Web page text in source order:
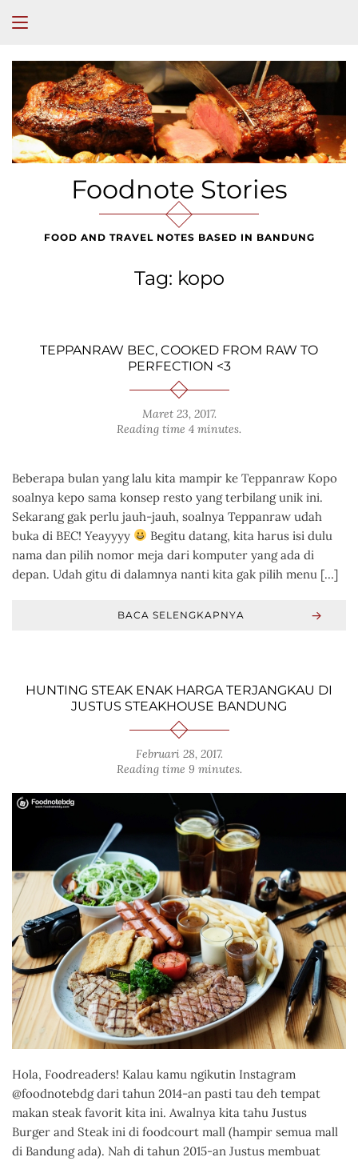
Foodnote Stories
FOOD AND TRAVEL NOTES BASED IN BANDUNG
Tag: kopo
TEPPANRAW BEC, COOKED FROM RAW TO
PERFECTION <3
Maret 23, 2017.
Reading time 4 minutes.
Beberapa bulan yang lalu kita mampir ke Teppanraw Kopo
soalnya kepo sama konsep resto yang terbilang unik ini.
Sekarang gak perlu jauh-jauh, soalnya Teppanraw udah
buka di BEC! Yeayyyy
Begitu datang, kita harus isi dulu
nama dan pilih nomor meja dari komputer yang ada di
depan. Udah gitu di dalamnya nanti kita gak pilih menu […]
BACA SELENGKAPNYA
HUNTING STEAK ENAK HARGA TERJANGKAU DI
JUSTUS STEAKHOUSE BANDUNG
Februari 28, 2017.
Reading time 9 minutes.
Hola, Foodreaders! Kalau kamu ngikutin Instagram
@foodnotebdg dari tahun 2014-an pasti tau deh tempat
makan steak favorit kita ini. Awalnya kita tahu Justus
Burger and Steak ini di foodcourt mall (hampir semua mall
di Bandung ada). Nah di tahun 2015-an Justus membuat